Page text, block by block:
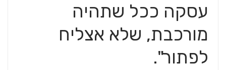
עסקה ככל שתהיה
מורכבת, שלא אצליח
לפתור".